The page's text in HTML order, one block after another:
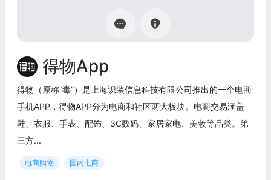
得物App
得物（原称“毒”）是上海识装信息科技有限公司推出的一个电商
手机APP，得物APP分为电商和社区两大板块。电商交易涵盖
鞋、衣服、手表、配饰、3C数码、家居家电、美妆等品类。第
三方...
电商购物 国内电商